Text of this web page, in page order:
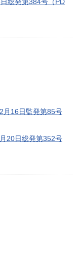
総発第384号（PD
16日監発第85号
20日総発第352号